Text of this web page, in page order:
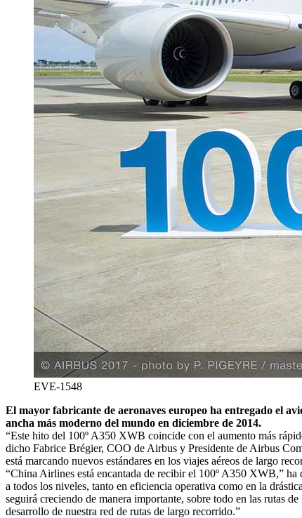
EVE-1548
El mayor fabricante de aeronaves europeo ha entregado el
ancha más moderno del mundo en diciembre de 2014.
“Este hito del 100º A350 XWB coincide con el aumento más
dicho Fabrice Brégier, COO de Airbus y Presidente de Airbus
está marcando nuevos estándares en los viajes aéreos de largo
“China Airlines está encantada de recibir el 100º A350 XWB,”
a todos los niveles, tanto en eficiencia operativa como en la
seguirá creciendo de manera importante, sobre todo en las rutas
desarrollo de nuestra red de rutas de largo recorrido.”